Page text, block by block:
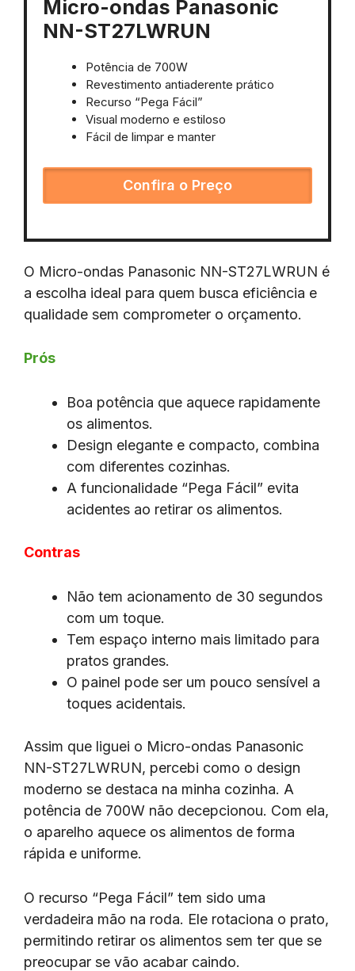
Micro-ondas Panasonic
NN-ST27LWRUN
Potência de 700W
Revestimento antiaderente prático
Recurso “Pega Fácil”
Visual moderno e estiloso
Fácil de limpar e manter
Confira o Preço
O Micro-ondas Panasonic NN-ST27LWRUN é
a escolha ideal para quem busca eficiência e
qualidade sem comprometer o orçamento.
Prós
Boa potência que aquece rapidamente
os alimentos.
Design elegante e compacto, combina
com diferentes cozinhas.
A funcionalidade “Pega Fácil” evita
acidentes ao retirar os alimentos.
Contras
Não tem acionamento de 30 segundos
com um toque.
Tem espaço interno mais limitado para
pratos grandes.
O painel pode ser um pouco sensível a
toques acidentais.
Assim que liguei o Micro-ondas Panasonic
NN-ST27LWRUN, percebi como o design
moderno se destaca na minha cozinha. A
potência de 700W não decepcionou. Com ela,
o aparelho aquece os alimentos de forma
rápida e uniforme.
O recurso “Pega Fácil” tem sido uma
verdadeira mão na roda. Ele rotaciona o prato,
permitindo retirar os alimentos sem ter que se
preocupar se vão acabar caindo.